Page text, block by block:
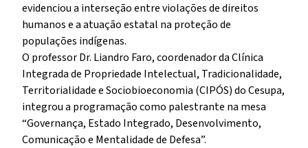
evidenciou a interseção entre violações de direitos
humanos e a atuação estatal na proteção de
populações indígenas.
O professor Dr. Liandro Faro, coordenador da Clínica
Integrada de Propriedade Intelectual, Tradicionalidade,
Territorialidade e Sociobioeconomia (CIPÓS) do Cesupa,
integrou a programação como palestrante na mesa
“Governança, Estado Integrado, Desenvolvimento,
Comunicação e Mentalidade de Defesa”.